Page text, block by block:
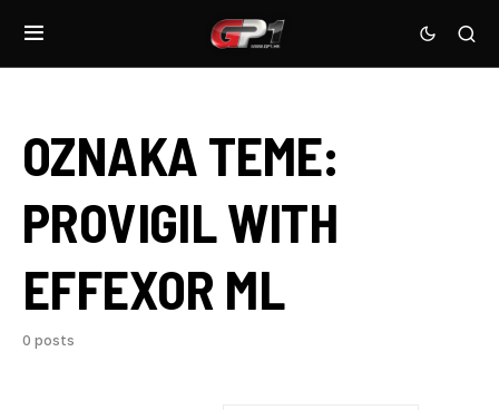
OZNAKA TEME:
PROVIGIL WITH
EFFEXOR ML
0 posts